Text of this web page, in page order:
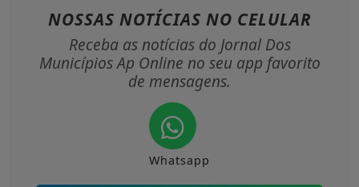
NOSSAS NOTÍCIAS NO CELULAR
Receba as notícias do Jornal Dos
Municípios Ap Online no seu app favorito
de mensagens.
Whatsapp